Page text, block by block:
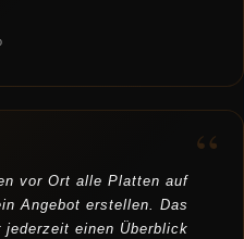
“
vor Ort alle Platten auf
Angebot erstellen. Das
einen Überblick